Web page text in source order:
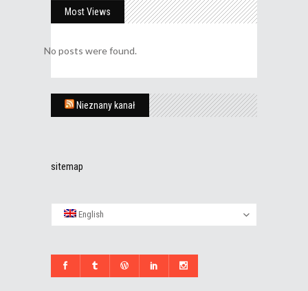
Most Views
No posts were found.
Nieznany kanał
sitemap
English